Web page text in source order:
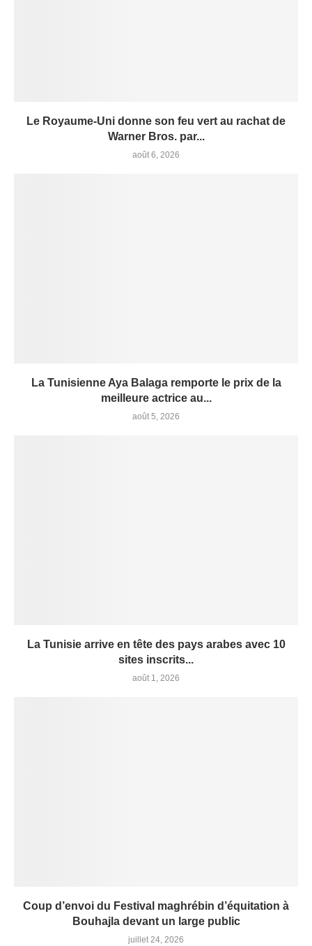
Le Royaume-Uni donne son feu vert au rachat de
Warner Bros. par...
août 6, 2026
La Tunisienne Aya Balaga remporte le prix de la
meilleure actrice au...
août 5, 2026
La Tunisie arrive en tête des pays arabes avec 10
sites inscrits...
août 1, 2026
Coup d’envoi du Festival maghrébin d’équitation à
Bouhajla devant un large public
juillet 24, 2026